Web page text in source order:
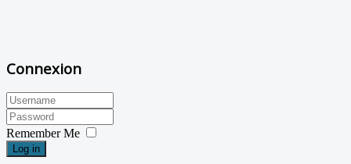
Connexion
Remember Me
Log in